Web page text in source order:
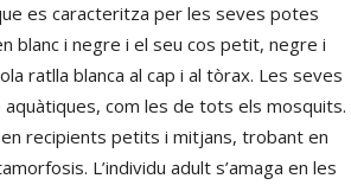
es caracteritza per les seves potes
blanc i negre i el seu cos petit, negre i
ratlla blanca al cap i al tòrax. Les seves
aquàtiques, com les de tots els mosquits.
recipients petits i mitjans, trobant en
L’individu adult s’amaga en les